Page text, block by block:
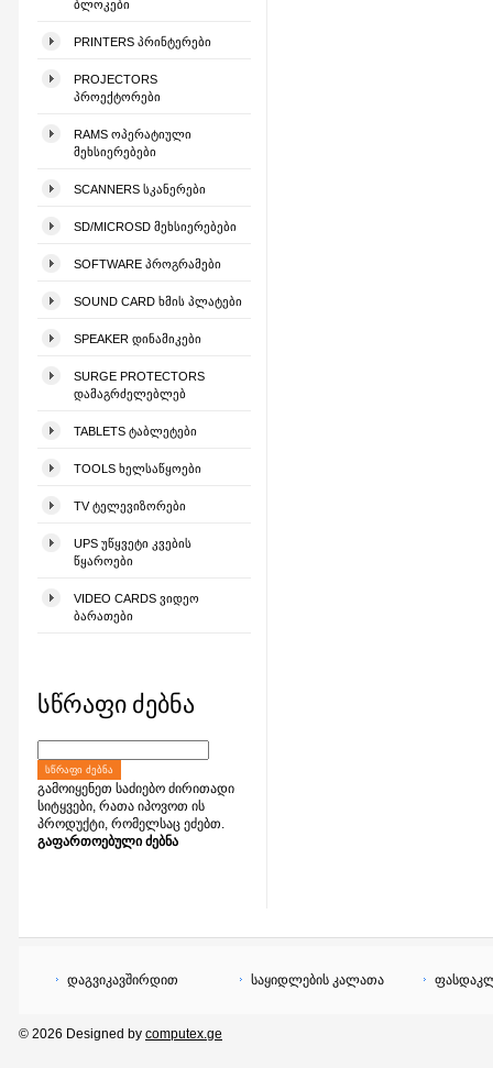
ᲑᲚᲝᲙᲔᲑᲘ
PRINTERS ᲞᲠᲘᲜᲢᲔᲠᲔᲑᲘ
PROJECTORS
ᲞᲠᲝᲔᲥᲢᲝᲠᲔᲑᲘ
RAMS ᲝᲞᲔᲠᲐᲢᲘᲣᲚᲘ
ᲛᲔᲮᲡᲘᲔᲠᲔᲑᲔᲑᲘ
SCANNERS ᲡᲙᲐᲜᲔᲠᲔᲑᲘ
SD/MICROSD ᲛᲔᲮᲡᲘᲔᲠᲔᲑᲔᲑᲘ
SOFTWARE ᲞᲠᲝᲒᲠᲐᲛᲔᲑᲘ
SOUND CARD ᲮᲛᲘᲡ ᲞᲚᲐᲢᲔᲑᲘ
SPEAKER ᲓᲘᲜᲐᲛᲘᲙᲔᲑᲘ
SURGE PROTECTORS
ᲓᲐᲛᲐᲒᲠᲫᲔᲚᲔᲑᲚᲔᲑ
TABLETS ᲢᲐᲑᲚᲔᲢᲔᲑᲘ
TOOLS ᲮᲔᲚᲡᲐᲬᲧᲝᲔᲑᲘ
TV ᲢᲔᲚᲔᲕᲘᲖᲝᲠᲔᲑᲘ
UPS ᲣᲬᲧᲕᲔᲢᲘ ᲙᲕᲔᲑᲘᲡ
ᲬᲧᲐᲠᲝᲔᲑᲘ
VIDEO CARDS ᲕᲘᲓᲔᲝ
ᲑᲐᲠᲐᲗᲔᲑᲘ
სწრაფი ძებნა
ᲡᲬᲠᲐᲤᲘ ᲫᲔᲑᲜᲐ
გამოიყენეთ საძიებო ძირითადი
სიტყვები, რათა იპოვოთ ის
პროდუქტი, რომელსაც ეძებთ.
გაფართოებული ძებნა
დაგვიკავშირდით საყიდლების კალათა
© 2026 Designed by computex.ge